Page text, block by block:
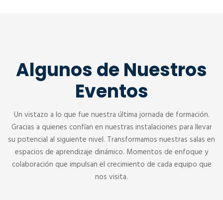
Algunos de Nuestros
Eventos
Un vistazo a lo que fue nuestra última jornada de formación.
Gracias a quienes confían en nuestras instalaciones para llevar
su potencial al siguiente nivel. Transformamos nuestras salas en
espacios de aprendizaje dinámico. Momentos de enfoque y
colaboración que impulsan el crecimiento de cada equipo que
nos visita.